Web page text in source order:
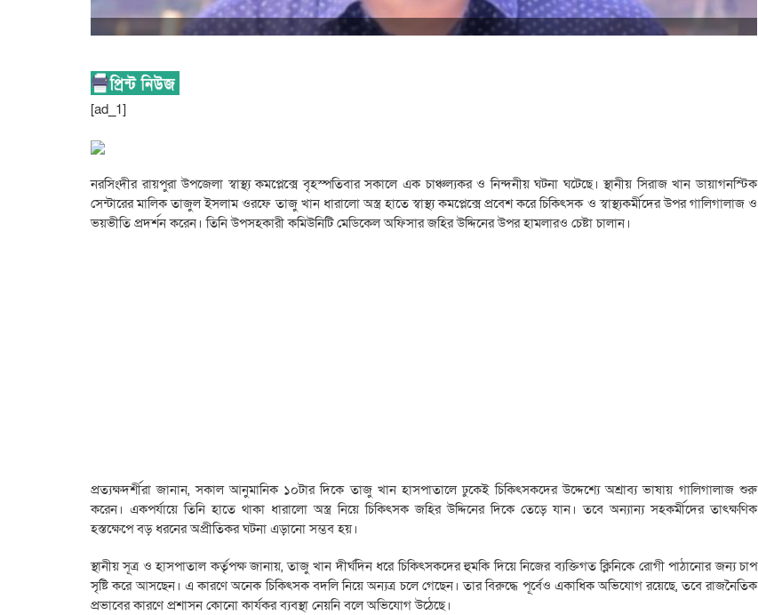
[ad_1]
নরসিংদীর রায়পুরা উপজেলা স্বাস্থ্য কমপ্লেক্সে বৃহস্পতিবার সকালে এক চাঞ্চল্যকর ও নিন্দনীয় ঘটনা ঘটেছে। স্থানীয় সিরাজ খান ডায়াগনস্টিক
সেন্টারের মালিক তাজুল ইসলাম ওরফে তাজু খান ধারালো অস্ত্র হাতে স্বাস্থ্য কমপ্লেক্সে প্রবেশ করে চিকিৎসক ও স্বাস্থ্যকর্মীদের উপর গালিগালাজ ও
ভয়ভীতি প্রদর্শন করেন। তিনি উপসহকারী কমিউনিটি মেডিকেল অফিসার জহির উদ্দিনের উপর হামলারও চেষ্টা চালান।
প্রত্যক্ষদর্শীরা জানান, সকাল আনুমানিক ১০টার দিকে তাজু খান হাসপাতালে ঢুকেই চিকিৎসকদের উদ্দেশ্যে অশ্রাব্য ভাষায় গালিগালাজ শুরু
করেন। একপর্যায়ে তিনি হাতে থাকা ধারালো অস্ত্র নিয়ে চিকিৎসক জহির উদ্দিনের দিকে তেড়ে যান। তবে অন্যান্য সহকর্মীদের তাৎক্ষণিক
হস্তক্ষেপে বড় ধরনের অপ্রীতিকর ঘটনা এড়ানো সম্ভব হয়।
স্থানীয় সূত্র ও হাসপাতাল কর্তৃপক্ষ জানায়, তাজু খান দীর্ঘদিন ধরে চিকিৎসকদের হুমকি দিয়ে নিজের ব্যক্তিগত ক্লিনিকে রোগী পাঠানোর জন্য চাপ
সৃষ্টি করে আসছেন। এ কারণে অনেক চিকিৎসক বদলি নিয়ে অন্যত্র চলে গেছেন। তার বিরুদ্ধে পূর্বেও একাধিক অভিযোগ রয়েছে, তবে রাজনৈতিক
প্রভাবের কারণে প্রশাসন কোনো কার্যকর ব্যবস্থা নেয়নি বলে অভিযোগ উঠেছে।